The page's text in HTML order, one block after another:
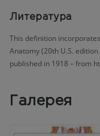
Литература
This definition
Anatomy (20th U.S.
published in 1918 – from
Галерея